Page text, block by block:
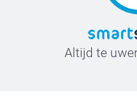
Altijd te